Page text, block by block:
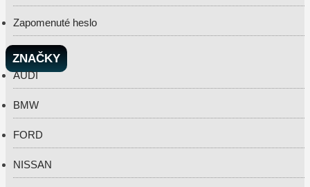
Zapomenuté heslo
ZNAČKY
AUDI
BMW
FORD
NISSAN